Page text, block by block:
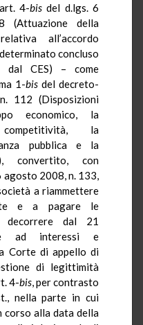
4-bis del d.lgs. 6
(Attuazione della
all’accordo
concluso
dal CES) – come
1-bisdel decreto-
112 (Disposizioni
economico, la
la
pubblica e la
convertito, con
agosto 2008, n. 133,
a riammettere
e a pagare le
decorrere dal 21
ad interessi e
Corte di appello di
di legittimità
4-bis, per contrasto
nella parte in cui
corso alla data della